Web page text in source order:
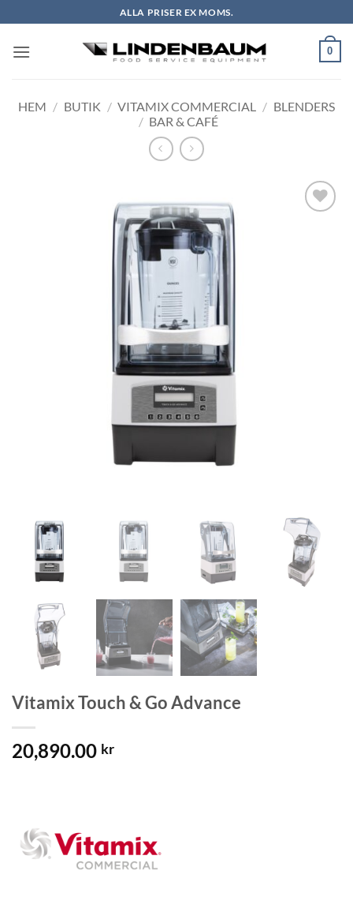
to
content
ALLA PRISER EX MOMS.
0
HEM / BUTIK / VITAMIX COMMERCIAL / BLENDERS
/ BAR & CAFÉ
Vitamix Touch & Go Advance
20,890.00 kr